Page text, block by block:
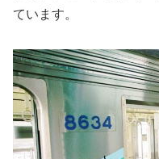
ています。